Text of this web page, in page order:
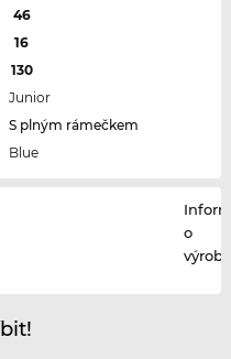
46
16
130
Junior
S plným rámečkem
Blue
o